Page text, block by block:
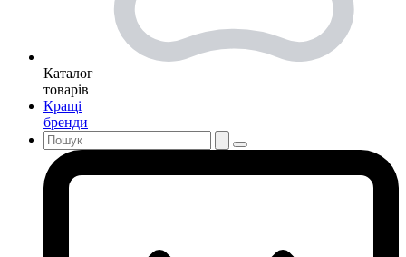
Каталог
товарів
Кращі
бренди